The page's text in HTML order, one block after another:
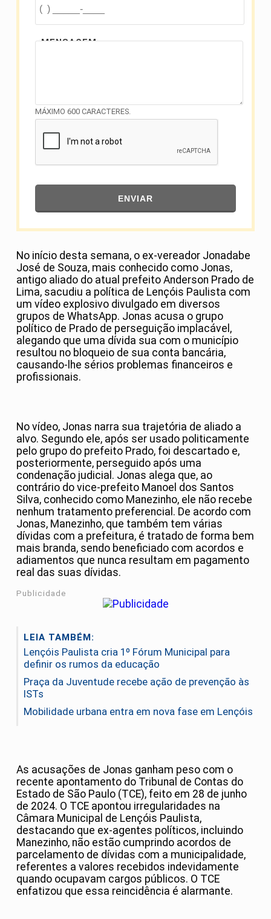
MENSAGEM
MÁXIMO 600 CARACTERES.
ENVIAR
No início desta semana, o ex-vereador Jonadabe
José de Souza, mais conhecido como Jonas,
antigo aliado do atual prefeito Anderson Prado de
Lima, sacudiu a política de Lençóis Paulista com
um vídeo explosivo divulgado em diversos
grupos de WhatsApp. Jonas acusa o grupo
político de Prado de perseguição implacável,
alegando que uma dívida sua com o município
resultou no bloqueio de sua conta bancária,
causando-lhe sérios problemas financeiros e
profissionais.
No vídeo, Jonas narra sua trajetória de aliado a
alvo. Segundo ele, após ser usado politicamente
pelo grupo do prefeito Prado, foi descartado e,
posteriormente, perseguido após uma
condenação judicial. Jonas alega que, ao
contrário do vice-prefeito Manoel dos Santos
Silva, conhecido como Manezinho, ele não recebe
nenhum tratamento preferencial. De acordo com
Jonas, Manezinho, que também tem várias
dívidas com a prefeitura, é tratado de forma bem
mais branda, sendo beneficiado com acordos e
adiamentos que nunca resultam em pagamento
real das suas dívidas.
Publicidade
LEIA TAMBÉM:
Lençóis Paulista cria 1º Fórum Municipal para
definir os rumos da educação
Praça da Juventude recebe ação de prevenção às
ISTs
Mobilidade urbana entra em nova fase em Lençóis
As acusações de Jonas ganham peso com o
recente apontamento do Tribunal de Contas do
Estado de São Paulo (TCE), feito em 28 de junho
de 2024. O TCE apontou irregularidades na
Câmara Municipal de Lençóis Paulista,
destacando que ex-agentes políticos, incluindo
Manezinho, não estão cumprindo acordos de
parcelamento de dívidas com a municipalidade,
referentes a valores recebidos indevidamente
quando ocupavam cargos públicos. O TCE
enfatizou que essa reincidência é alarmante.